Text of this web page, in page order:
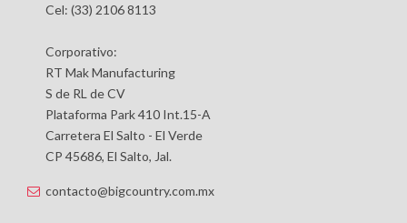
Cel: (33) 2106 8113
Corporativo:
RT Mak Manufacturing
S de RL de CV
Plataforma Park 410 Int.15-A
Carretera El Salto - El Verde
CP 45686, El Salto, Jal.
contacto@bigcountry.com.mx